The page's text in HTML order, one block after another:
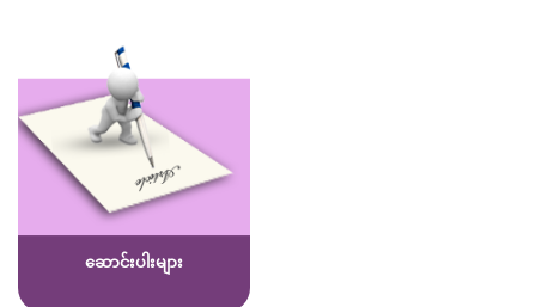
ဆောင်းပါးများ